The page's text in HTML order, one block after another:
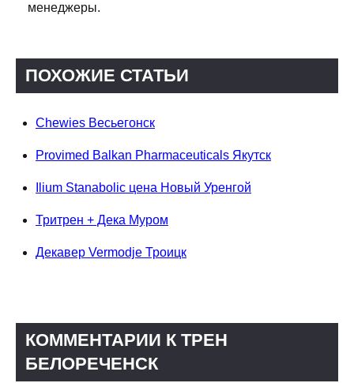
менеджеры.
ПОХОЖИЕ СТАТЬИ
Chewies Весьегонск
Provimed Balkan Pharmaceuticals Якутск
Ilium Stanabolic цена Новый Уренгой
Тритрен + Дека Муром
Декавер Vermodje Троицк
КОММЕНТАРИИ К ТРЕН
БЕЛОРЕЧЕНСК